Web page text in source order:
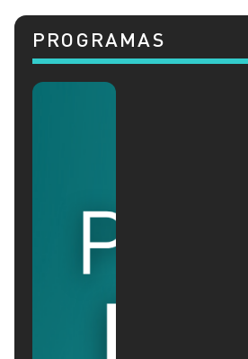
PROGRAMAS